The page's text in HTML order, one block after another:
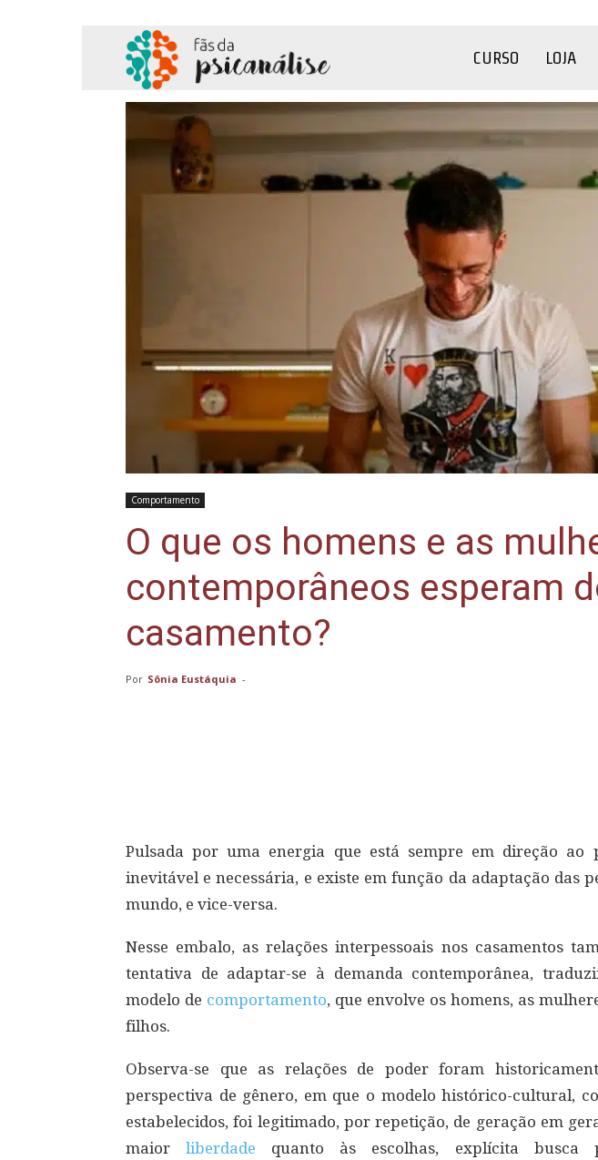
Psicanálise
CURSO LOJA
Comportamento
O que os homens e as
contemporâneos esperam
casamento?
Por Sônia Eustáquia -
Pulsada por uma energia que está sempre em direção ao
inevitável e necessária, e existe em função da adaptação das
mundo, e vice-versa.
Nesse embalo, as relações interpessoais nos casamentos
tentativa de adaptar-se à demanda contemporânea,
modelo de comportamento, que envolve os homens, as
filhos.
Observa-se que as relações de poder foram
perspectiva de gênero, em que o modelo histórico-cultural,
estabelecidos, foi legitimado, por repetição, de geração em
maiorliberdade quanto às escolhas, explícita busca